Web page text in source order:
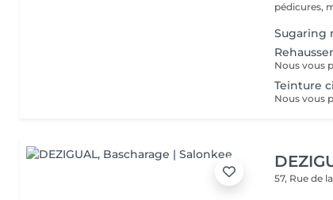
pédicures,
Sugaring
Teinture
57, Rue de